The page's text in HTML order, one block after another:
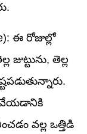
ఈ రోజుల్లో
తెల్ల
వేయడానికి
వల్ల ఒత్తిడి